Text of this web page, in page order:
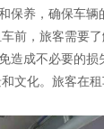
保养，确保车
前，旅客需要
成不必要的损
文化。旅客在